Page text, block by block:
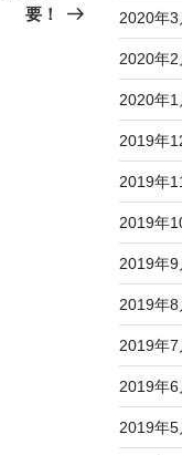
投
要！
2020年3
2020年2
2020年1
2019年
2019年
2019年
2019年9
2019年8
2019年7
2019年6
2019年5